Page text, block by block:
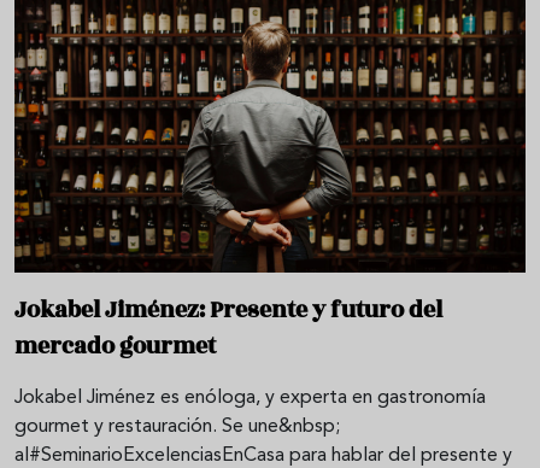
Jokabel Jiménez: Presente y futuro del
mercado gourmet
Jokabel Jiménez es enóloga, y experta en gastronomía
gourmet y restauración. Se une&nbsp;
al#SeminarioExcelenciasEnCasa para hablar del presente y